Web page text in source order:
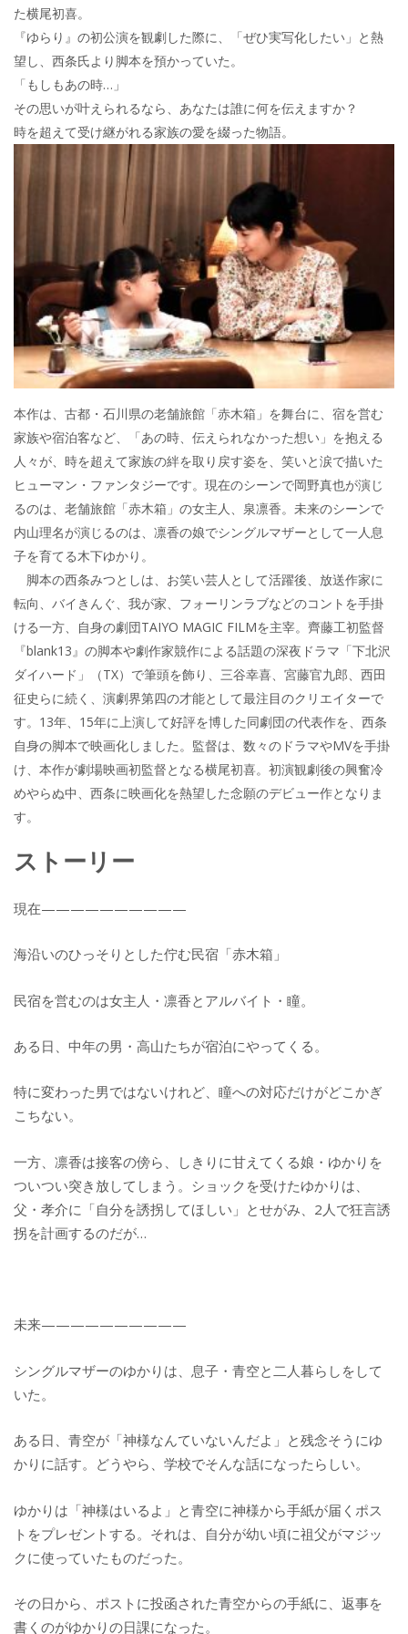
た横尾初喜。
『ゆらり』の初公演を観劇した際に、「ぜひ実写化したい」と熱
望し、西条氏より脚本を預かっていた。
「もしもあの時…」
その思いが叶えられるなら、あなたは誰に何を伝えますか？
時を超えて受け継がれる家族の愛を綴った物語。
本作は、古都・石川県の老舗旅館「赤木箱」を舞台に、宿を営む
家族や宿泊客など、「あの時、伝えられなかった想い」を抱える
人々が、時を超えて家族の絆を取り戻す姿を、笑いと涙で描いた
ヒューマン・ファンタジーです。現在のシーンで岡野真也が演じ
るのは、老舗旅館「赤木箱」の女主人、泉凛香。未来のシーンで
内山理名が演じるのは、凛香の娘でシングルマザーとして一人息
子を育てる木下ゆかり。
脚本の西条みつとしは、お笑い芸人として活躍後、放送作家に
転向、バイきんぐ、我が家、フォーリンラブなどのコントを手掛
ける一方、自身の劇団TAIYO MAGIC FILMを主宰。齊藤工初監督
『blank13』の脚本や劇作家競作による話題の深夜ドラマ「下北沢
ダイハード」（TX）で筆頭を飾り、三谷幸喜、宮藤官九郎、西田
征史らに続く、演劇界第四の才能として最注目のクリエイターで
す。13年、15年に上演して好評を博した同劇団の代表作を、西条
自身の脚本で映画化しました。監督は、数々のドラマやMVを手掛
け、本作が劇場映画初監督となる横尾初喜。初演観劇後の興奮冷
めやらぬ中、西条に映画化を熱望した念願のデビュー作となりま
す。
ストーリー
現在——————————
海沿いのひっそりとした佇む民宿「赤木箱」
民宿を営むのは女主人・凛香とアルバイト・瞳。
ある日、中年の男・高山たちが宿泊にやってくる。
特に変わった男ではないけれど、瞳への対応だけがどこかぎ
こちない。
一方、凛香は接客の傍ら、しきりに甘えてくる娘・ゆかりを
ついつい突き放してしまう。ショックを受けたゆかりは、
父・孝介に「自分を誘拐してほしい」とせがみ、2人で狂言誘
拐を計画するのだが…
未来——————————
シングルマザーのゆかりは、息子・青空と二人暮らしをして
いた。
ある日、青空が「神様なんていないんだよ」と残念そうにゆ
かりに話す。どうやら、学校でそんな話になったらしい。
ゆかりは「神様はいるよ」と青空に神様から手紙が届くポス
トをプレゼントする。それは、自分が幼い頃に祖父がマジッ
クに使っていたものだった。
その日から、ポストに投函された青空からの手紙に、返事を
書くのがゆかりの日課になった。